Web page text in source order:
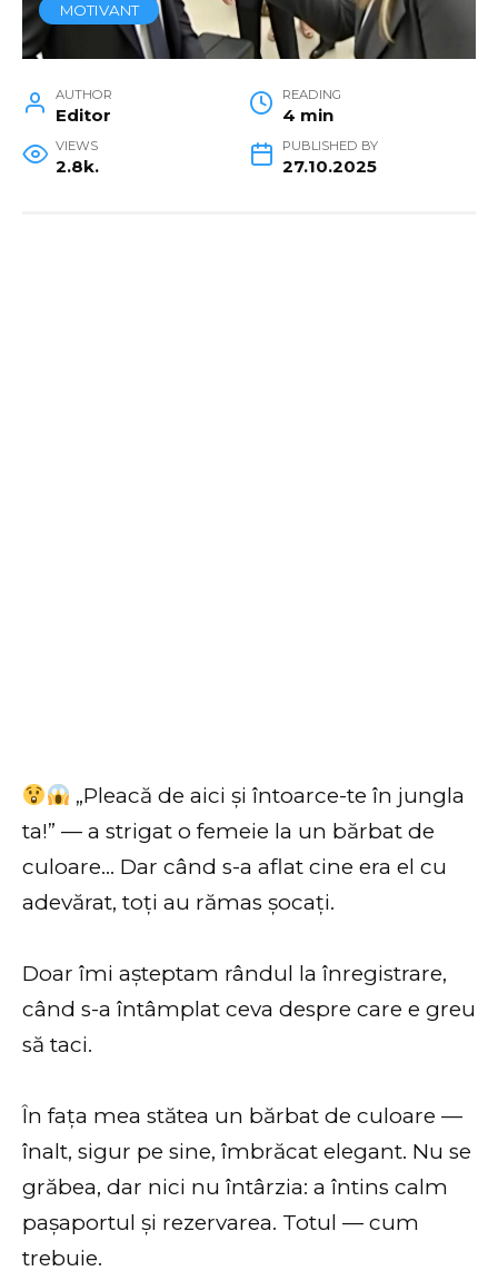
MOTIVANT
AUTHOR
Editor
READING
4 min
VIEWS
2.8k.
PUBLISHED BY
27.10.2025
„Pleacă de aici și întoarce-te în jungla
ta!” — a strigat o femeie la un bărbat de
culoare… Dar când s-a aflat cine era el cu
adevărat, toți au rămas șocați.
Doar îmi așteptam rândul la înregistrare,
când s-a întâmplat ceva despre care e greu
să taci.
În fața mea stătea un bărbat de culoare —
înalt, sigur pe sine, îmbrăcat elegant. Nu se
grăbea, dar nici nu întârzia: a întins calm
pașaportul și rezervarea. Totul — cum
trebuie.